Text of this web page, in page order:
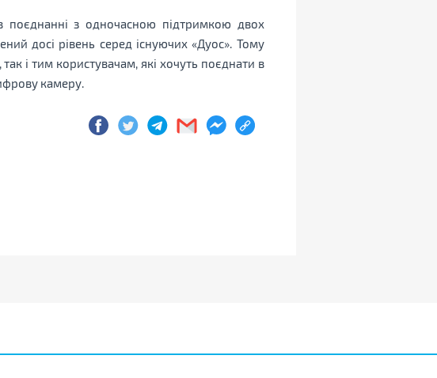
поєднанні з одночасною підтримкою двох
досі рівень серед існуючих «Дуос». Тому
і тим користувачам, які хочуть поєднати в
камеру.